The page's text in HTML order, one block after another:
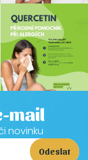
mail
novinku
Odeslat